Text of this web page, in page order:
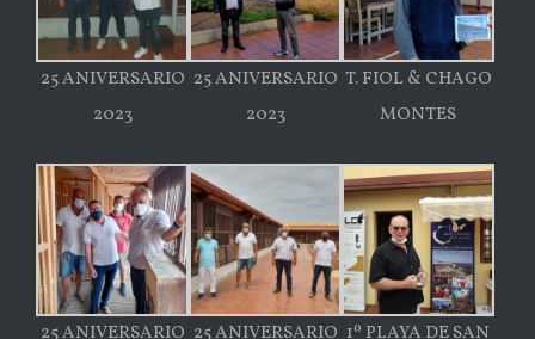
25 ANIVERSARIO
2023
25 ANIVERSARIO
2023
T. FIOL & CHAGO
MONTES
25 ANIVERSARIO 25 ANIVERSARIO 1º PLAYA DE SAN